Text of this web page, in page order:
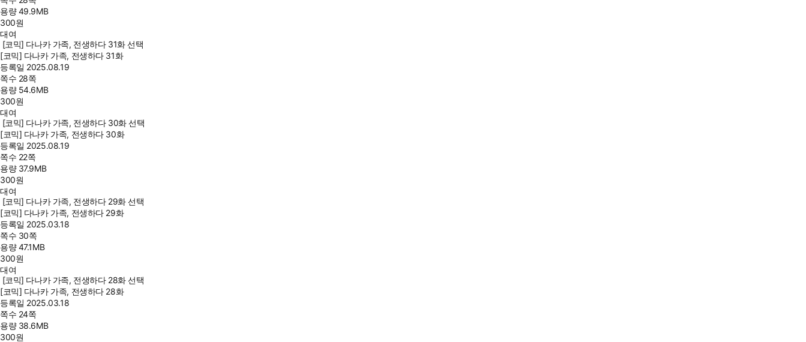
용량49.9MB
300원
대여
[코믹] 다나카 가족, 전생하다 31화 선택
[코믹] 다나카 가족, 전생하다 31화
등록일 2025.08.19
쪽수 28쪽
용량 54.6MB
300원
대여
[코믹] 다나카 가족, 전생하다 30화 선택
[코믹] 다나카 가족, 전생하다 30화
등록일 2025.08.19
쪽수 22쪽
용량 37.9MB
300원
대여
[코믹] 다나카 가족, 전생하다 29화 선택
[코믹] 다나카 가족, 전생하다 29화
등록일 2025.03.18
쪽수 30쪽
용량47.1MB
300원
대여
[코믹] 다나카 가족, 전생하다 28화 선택
[코믹] 다나카 가족, 전생하다 28화
등록일 2025.03.18
쪽수 24쪽
용량 38.6MB
300원